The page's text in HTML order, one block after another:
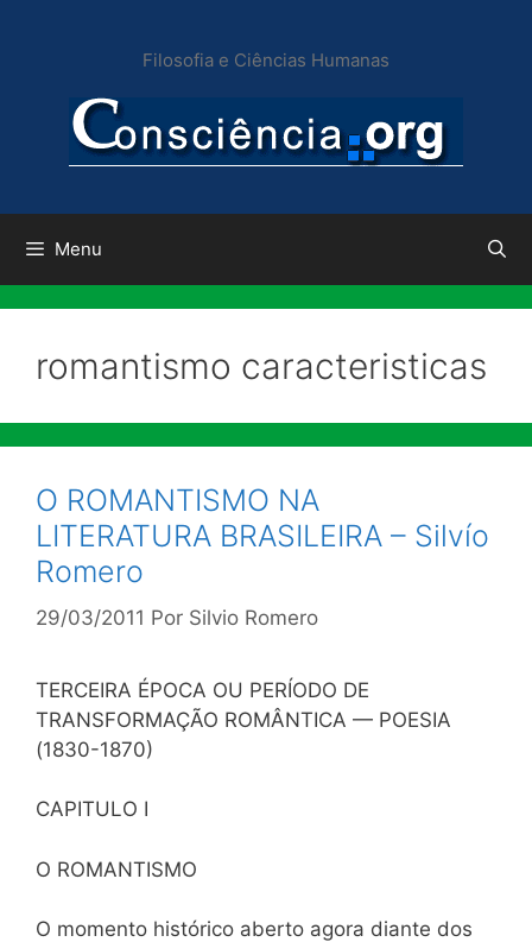
conteúdo
Filosofia e Ciências Humanas
Menu
romantismo caracteristicas
O ROMANTISMO NA
LITERATURA BRASILEIRA – Silvío
Romero
29/03/2011 Por Silvio Romero
TERCEIRA ÉPOCA OU PERÍODO DE
TRANSFORMAÇÃO ROMÂNTICA — POESIA
(1830-1870)
CAPITULO I
O ROMANTISMO
O momento histórico aberto agora diante dos